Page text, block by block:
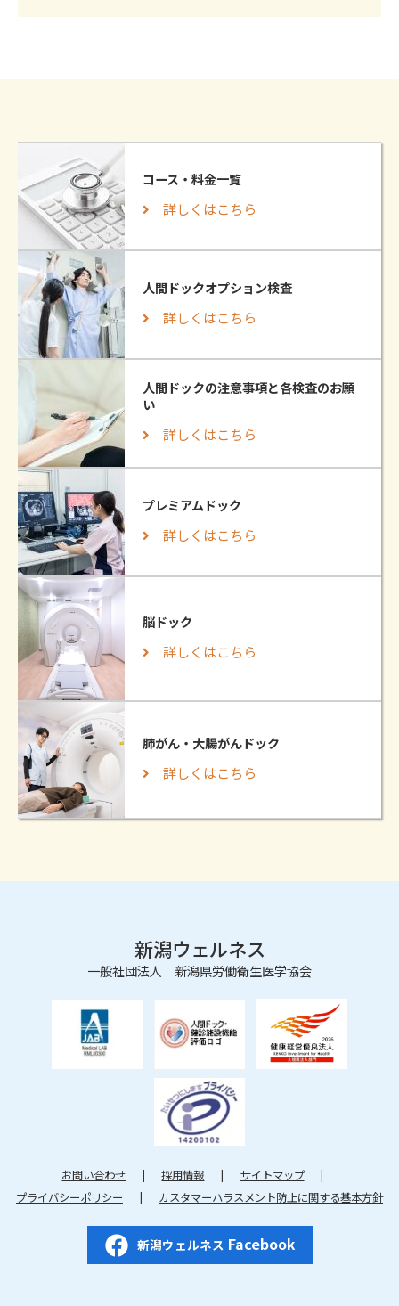
コース・料金一覧
詳しくはこちら
人間ドックオプション検査
詳しくはこちら
人間ドックの注意事項と各検査のお願
い
詳しくはこちら
プレミアムドック
詳しくはこちら
脳ドック
詳しくはこちら
肺がん・大腸がんドック
詳しくはこちら
新潟ウェルネス
一般社団法人 新潟県労働衛生医学協会
お問い合わせ 採用情報
サイトマップ
プライバシーポリシー
カスタマーハラスメント防止に関する基本方針
新潟ウェルネス Facebook